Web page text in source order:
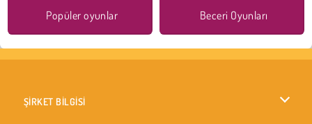
Popüler oyunlar Beceri Oyunları
ŞİRKET BİLGİSİ